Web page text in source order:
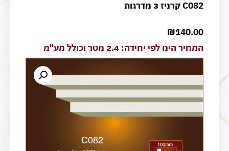
C082 קרניז 3 מדרגות
₪140.00
המחיר הינו לפי יחידה: 2.4 מטר וכולל מע"מ